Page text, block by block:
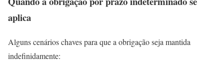
aplica
Alguns cenários chaves para que a obrigação seja mantida
indefinidamente: